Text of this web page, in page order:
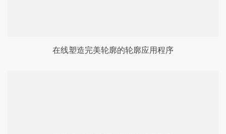
在线塑造完美轮廓的轮廓应用程序